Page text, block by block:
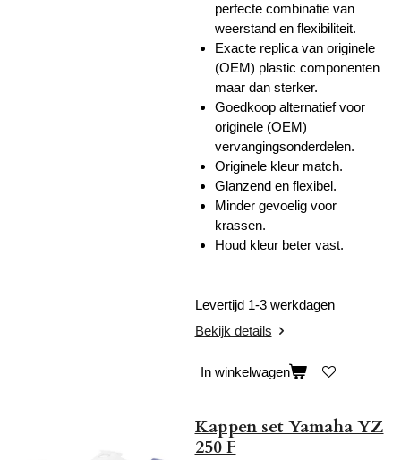
perfecte combinatie van
weerstand en flexibiliteit.
Exacte replica van originele
(OEM) plastic componenten
maar dan sterker.
Goedkoop alternatief voor
originele (OEM)
vervangingsonderdelen.
Originele kleur match.
Glanzend en flexibel.
Minder gevoelig voor
krassen.
Houd kleur beter vast.
Levertijd 1-3 werkdagen
Bekijk details
In winkelwagen
Kappen set Yamaha YZ
250 F